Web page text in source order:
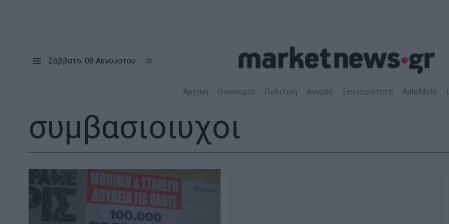
Σάββατο, 08 Αυγούστου
Αρχική Οικονομία Πολιτική Αγορές Επικαιρότητα AutoMoto
συμβασιοιυχοι